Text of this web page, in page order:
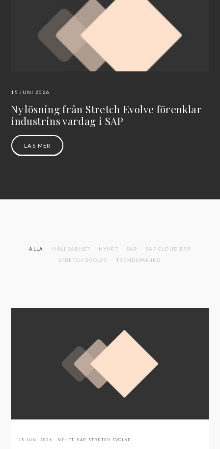
15 JUNI 2026
Ny lösning från Stretch Evolve förenklar
industrins vardag i SAP
LÄS MER
ALLA HÅLLBARHET NYHET SAP SAP CLOUD ERP
STRETCH EVOLVE TRENDSPANING
15 JUNI 2026 NYHET, SAP, STRETCH EVOLVE